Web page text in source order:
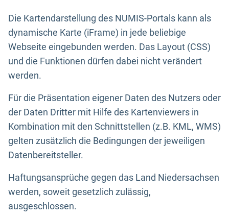
Die Kartendarstellung des NUMIS-Portals kann als
dynamische Karte (iFrame) in jede beliebige
Webseite eingebunden werden. Das Layout (CSS)
und die Funktionen dürfen dabei nicht verändert
werden.
Für die Präsentation eigener Daten des Nutzers oder
der Daten Dritter mit Hilfe des Kartenviewers in
Kombination mit den Schnittstellen (z.B. KML, WMS)
gelten zusätzlich die Bedingungen der jeweiligen
Datenbereitsteller.
Haftungsansprüche gegen das Land Niedersachsen
werden, soweit gesetzlich zulässig,
ausgeschlossen.